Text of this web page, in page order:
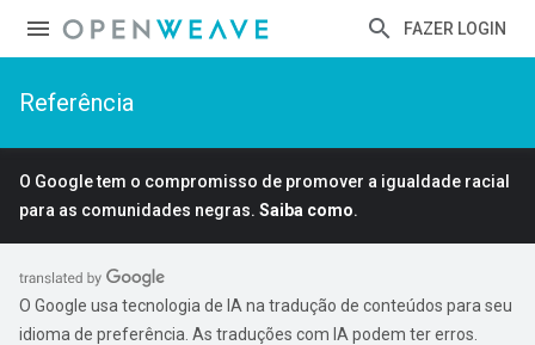
FAZER LOGIN
Referência
O Google tem o compromisso de promover a igualdade racial
para as comunidades negras. Saiba como.
O Google usa tecnologia de IA na tradução de conteúdos para seu
idioma de preferência. As traduções com IA podem ter erros.